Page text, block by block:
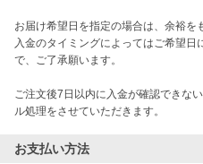
お届け希望日を指定の場合は、余裕を
入金のタイミングによってはご希望
で、ご了承願います。
ご注文後7日以内に入金が確認できな
ル処理をさせていただきます。
お支払い方法